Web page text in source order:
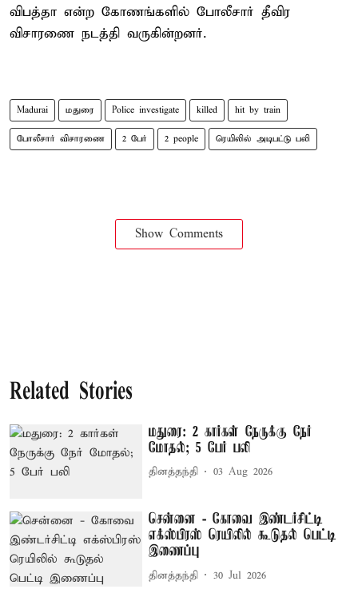
விபத்தா என்ற கோணங்களில் போலீசார் தீவிர
விசாரணை நடத்தி வருகின்றனர்.
Madurai மதுரை Police investigate killed hit by train
போலீசார் விசாரணை 2 பேர் 2 people ரெயிலில் அடிபட்டு பலி
Show Comments
Related Stories
மதுரை: 2 கார்கள் நேருக்கு நேர்
மோதல்; 5 பேர் பலி
தினத்தந்தி 03 Aug 2026
சென்னை - கோவை இண்டர்சிட்டி
எக்ஸ்பிரஸ் ரெயிலில் கூடுதல் பெட்டி
இணைப்பு
தினத்தந்தி 30 Jul 2026